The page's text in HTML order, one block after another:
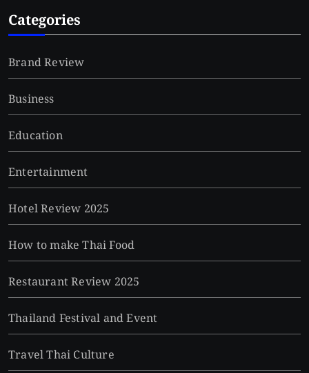
Categories
Brand Review
Business
Education
Entertainment
Hotel Review 2025
How to make Thai Food
Restaurant Review 2025
Thailand Festival and Event
Travel Thai Culture